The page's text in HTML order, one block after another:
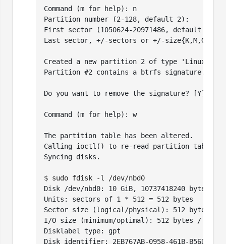
Command (m for help): n
Command (m for help): w
$ sudo fdisk -l /dev/nbd0